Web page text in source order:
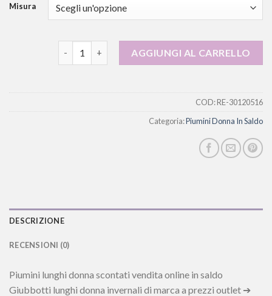
Misura
AGGIUNGI AL CARRELLO
COD:RE-30120516
Categoria:Piumini Donna In Saldo
DESCRIZIONE
RECENSIONI (0)
Piumini lunghi donna scontati vendita online in saldo
Giubbotti lunghi donna invernali di marca a prezzi outlet ➔